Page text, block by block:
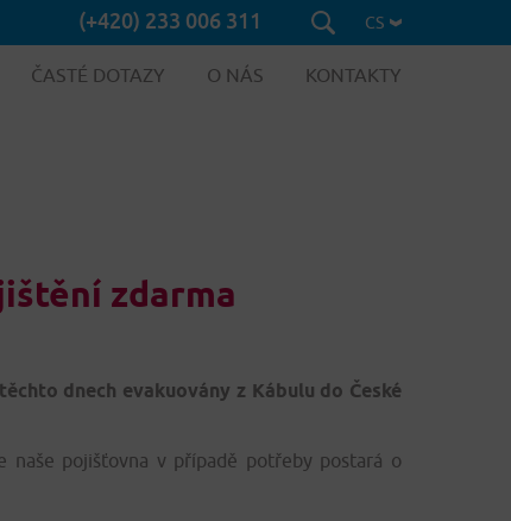
(+420) 233 006 311 CS
ČASTÉ DOTAZY O NÁS KONTAKTY
zdarma
dnech evakuovány z Kábulu do České
pojišťovna v případě potřeby postará o